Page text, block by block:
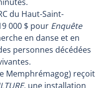
du Haut-Saint-
000 $ pour Enquête
en danse et en
personnes décédées
Memphrémagog) reçoit
, une installation